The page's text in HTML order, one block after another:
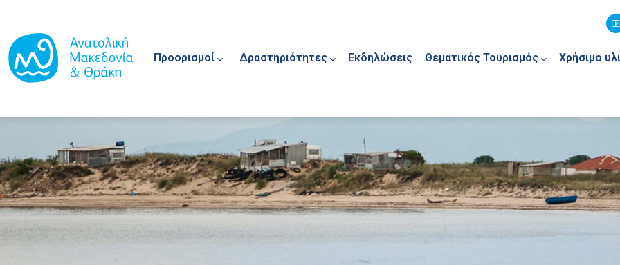
Προορισμοί Δραστηριότητες Εκδηλώσεις Θεματικός Τουρισμός Χρήσιμο